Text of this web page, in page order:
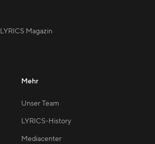
LYRICS Magazin
Mehr
Unser Team
LYRICS-History
Mediacenter